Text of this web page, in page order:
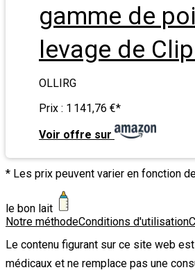
gamme de
levage de
OLLIRG
Prix : 1 141,76 €*
Voir offre sur
* Les prix peuvent varier en fonction
le bon lait
Notre méthodeConditions d'utilisation
Le contenu figurant sur ce site web
médicaux et ne remplace pas une